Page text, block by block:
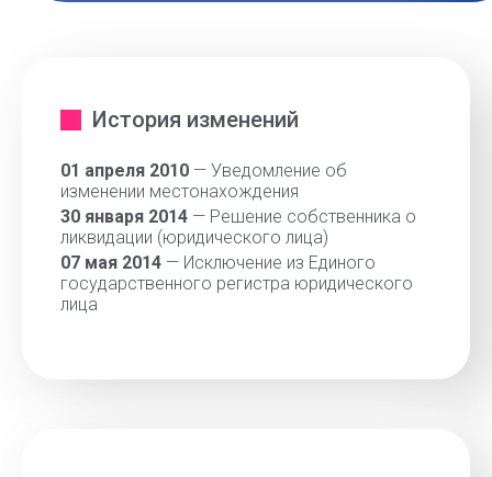
История изменений
01 апреля 2010 — Уведомление об
изменении местонахождения
30 января 2014 — Решение собственника о
ликвидации (юридического лица)
07 мая 2014 — Исключение из Единого
государственного регистра юридического
лица